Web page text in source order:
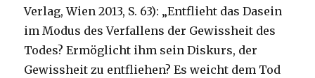
Verlag, Wien 2013, S. 63): „Entflieht das Dasein
im Modus des Verfallens der Gewissheit des
Todes? Ermöglicht ihm sein Diskurs, der
Gewissheit zu entfliehen? Es weicht dem Tod